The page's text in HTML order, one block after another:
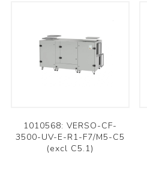
1010568: VERSO-CF-
3500-UV-E-R1-F7/M5-C5
(excl C5.1)